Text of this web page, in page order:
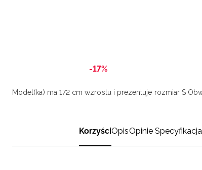
-17%
Model(ka) ma 172 cm wzrostu i prezentuje rozmiar S
KorzyściOpisOpinie Specyfikacja